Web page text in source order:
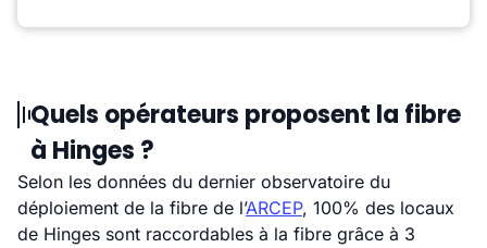
Quels opérateurs proposent la fibre
à Hinges ?
Selon les données du dernier observatoire du
déploiement de la fibre de l’ARCEP, 100% des locaux
de Hinges sont raccordables à la fibre grâce à 3